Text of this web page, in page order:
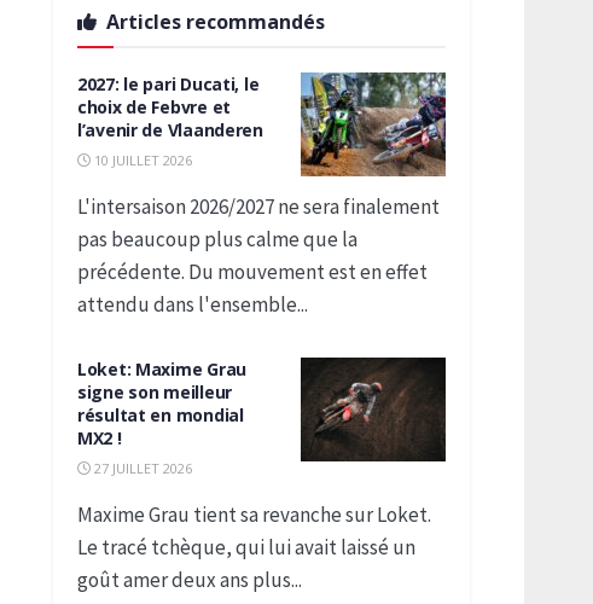
Articles recommandés
2027: le pari Ducati, le
choix de Febvre et
l’avenir de Vlaanderen
10 JUILLET 2026
L'intersaison 2026/2027 ne sera finalement
pas beaucoup plus calme que la
précédente. Du mouvement est en effet
attendu dans l'ensemble...
Loket: Maxime Grau
signe son meilleur
résultat en mondial
MX2 !
27 JUILLET 2026
Maxime Grau tient sa revanche sur Loket.
Le tracé tchèque, qui lui avait laissé un
goût amer deux ans plus...